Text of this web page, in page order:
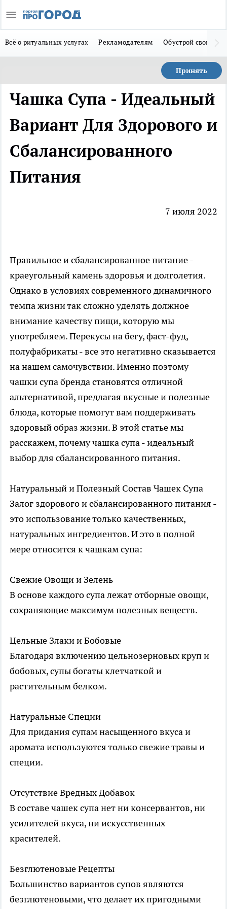
Всё о ритуальных услугах Рекламодателям Обустрой свой дом
Принять
Чашка Супа - Идеальный
Вариант Для Здорового и
Сбалансированного
Питания
7 июля 2022
Правильное и сбалансированное питание -
краеугольный камень здоровья и долголетия.
Однако в условиях современного динамичного
темпа жизни так сложно уделять должное
внимание качеству пищи, которую мы
употребляем. Перекусы на бегу, фаст-фуд,
полуфабрикаты - все это негативно сказывается
на нашем самочувствии. Именно поэтому
чашки супа бренда становятся отличной
альтернативой, предлагая вкусные и полезные
блюда, которые помогут вам поддерживать
здоровый образ жизни. В этой статье мы
расскажем, почемучашка супа- идеальный
выбор для сбалансированного питания.
Натуральный и Полезный Состав Чашек Супа
Залог здорового и сбалансированного питания -
это использование только качественных,
натуральных ингредиентов. И это в полной
мере относится к чашкам супа:
Свежие Овощи и Зелень
В основе каждого супа лежат отборные овощи,
сохраняющие максимум полезных веществ.
Цельные Злаки и Бобовые
Благодаря включению цельнозерновых круп и
бобовых, супы богаты клетчаткой и
растительным белком.
Натуральные Специи
Для придания супам насыщенного вкуса и
аромата используются только свежие травы и
специи.
Отсутствие Вредных Добавок
В составе чашек супа нет ни консервантов, ни
усилителей вкуса, ни искусственных
красителей.
Безглютеновые Рецепты
Большинство вариантов супов являются
безглютеновыми, что делает их пригодными